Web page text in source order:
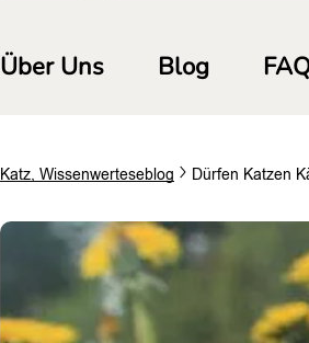
Über Uns Blog
Katz, Wissenwerteseblog Dürfen Katzen